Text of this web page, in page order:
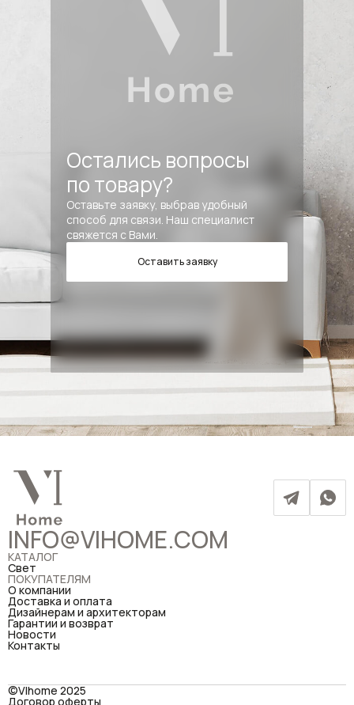
Остались вопросы
по товару?
Оставьте заявку, выбрав удобный
способ для связи. Наш специалист
свяжется с Вами.
Оставить заявку
INFO@VIHOME.COM
КАТАЛОГ
Свет
ПОКУПАТЕЛЯМ
О компании
Доставка и оплата
Дизайнерам и архитекторам
Гарантии и возврат
Новости
Контакты
©VIhome 2025
Договор оферты